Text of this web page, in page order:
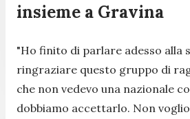
insieme a Gravina
"Ho finito di parlare adesso alla
ringraziare questo gruppo di
che non vedevo una nazionale
dobbiamo accettarlo. Non